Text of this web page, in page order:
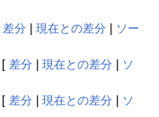
差分 現在との差分
ソー
[ 差分 現在との差分
ソ
[ 差分 現在との差分
ソ